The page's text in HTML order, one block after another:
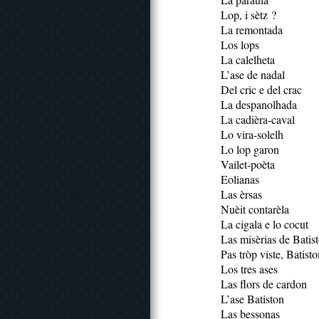
Lop, i sètz ?
La remontada
Los lops
La calelheta
L’ase de nadal
Del cric e del crac
La despanolhada
La cadièra-caval
Lo vira-solelh
Lo lop garon
Vailet-poèta
Eolianas
Las èrsas
Nuèit contarèla
La cigala e lo cocut
Las misèrias de
Pas tròp viste,
Los tres ases
Las flors de cardon
L’ase Batiston
Las bessonas